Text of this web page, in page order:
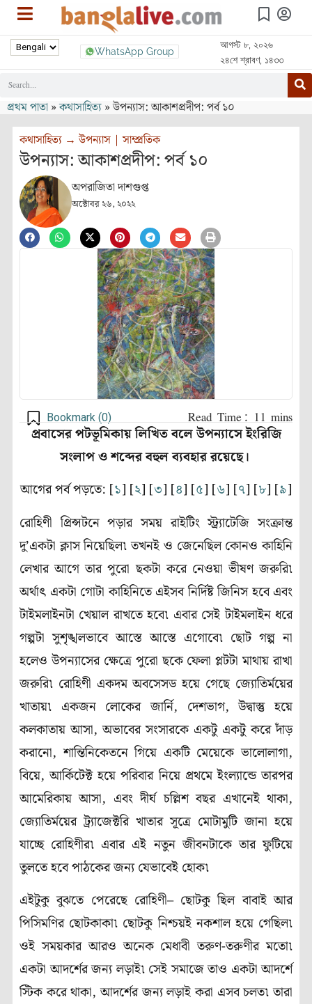
WhatsApp Group
আগস্ট ৮, ২০২৬
২৪শে শ্রাবণ, ১৪৩৩
প্রথম পাতা »কথাসাহিত্য »উপন্যাস: আকাশপ্রদীপ: পর্ব ১০
কথাসাহিত্য →উপন্যাস |সাম্প্রতিক
উপন্যাস: আকাশপ্রদীপ: পর্ব ১০
অপরাজিতা দাশগুপ্ত
অক্টোবর ২৬, ২০২২
Bookmark (0)
প্রবাসের পটভূমিকায় লিখিত বলে উপন্যাসে ইংরিজি
সংলাপ ও শব্দের বহুল ব্যবহার রয়েছে।
আগের পর্ব পড়তে: [১] [২] [৩] [৪] [৫] [৬] [৭] [৮] [৯]
রোহিণী প্রিন্সটনে পড়ার সময় রাইটিং স্ট্র্যাটেজি সংক্রান্ত
দু’একটা ক্লাস নিয়েছিল৷ তখনই ও জেনেছিল কোনও কাহিনি
লেখার আগে তার পুরো ছকটা করে নেওয়া ভীষণ জরুরি৷
অর্থাৎ একটা গোটা কাহিনিতে এইসব নির্দিষ্ট জিনিস হবে এবং
টাইমলাইনটা খেয়াল রাখতে হবে৷ এবার সেই টাইমলাইন ধরে
গল্পটা সুশৃঙ্খলভাবে আস্তে আস্তে এগোবে৷ ছোট গল্প না
হলেও উপন্যাসের ক্ষেত্রে পুরো ছকে ফেলা প্লটটা মাথায় রাখা
জরুরি৷ রোহিণী একদম অবসেসড হয়ে গেছে জ্যোতির্ময়ের
খাতায়৷ একজন লোকের জার্নি, দেশভাগ, উদ্বাস্তু হয়ে
কলকাতায় আসা, অভাবের সংসারকে একটু একটু করে দাঁড়
করানো, শান্তিনিকেতনে গিয়ে একটি মেয়েকে ভালোলাগা,
বিয়ে, আর্কিটেক্ট হয়ে পরিবার নিয়ে প্রথমে ইংল্যান্ডে তারপর
আমেরিকায় আসা, এবং দীর্ঘ চল্লিশ বছর এখানেই থাকা,
জ্যোতির্ময়ের ট্র্যাজেক্টরি খাতার সূত্রে মোটামুটি জানা হয়ে
যাচ্ছে রোহিণীর৷ এবার এই নতুন জীবনটাকে তার ফুটিয়ে
তুলতে হবে পাঠকের জন্য যেভাবেই হোক৷
এইটুকু বুঝতে পেরেছে রোহিণী– ছোটকু ছিল বাবাই আর
পিসিমণির ছোটকাকা৷ ছোটকু নিশ্চয়ই নকশাল হয়ে গেছিল৷
ওই সময়কার আরও অনেক মেধাবী তরুণ-তরুণীর মতো৷
একটা আদর্শের জন্য লড়াই৷ সেই সমাজে তাও একটা আদর্শে
স্টিক করে থাকা, আদর্শের জন্য লড়াই করা এসব চলত৷ তারা